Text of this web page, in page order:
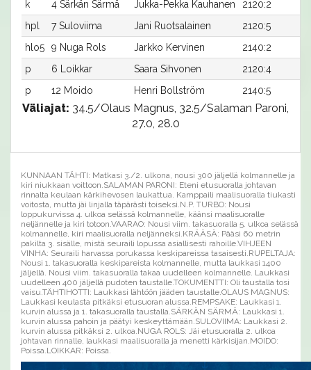
k
4 Särkän Särmä Jukka-Pekka Kauhanen 2120:2
hpl
7 Suloviima Jani Ruotsalainen 2120:5
hlo5
9 Nuga Rols Jarkko Kervinen 2140:2
p
6 Loikkar Saara Sihvonen 2120:4
p
12 Moido Henri Bollström 2140:5
Väliajat: 34.5/Olaus Magnus, 32.5/Salaman Paroni,
27.0, 28.0
KUNNAAN TÄHTI: Matkasi 3./2. ulkona, nousi 300 jäljellä kolmannelle ja
kiri niukkaan voittoon.SALAMAN PARONI: Eteni etusuoralla johtavan
rinnalta keulaan kärkihevosen laukattua. Kamppaili maalisuoralla tiukasti
voitosta, mutta jäi linjalla täpärästi toiseksi.N.P. TURBO: Nousi
loppukurvissa 4. ulkoa selässä kolmannelle, käänsi maalisuoralle
neljännelle ja kiri totoon.VAARAO: Nousi viim. takasuoralla 5. ulkoa selässä
kolmannelle, kiri maalisuoralla neljänneksi.KRÄÄSÄ: Pääsi 60 metrin
pakilta 3. sisälle, mistä seuraili lopussa asiallisesti rahoille.VIHJEEN
VINHA: Seuraili harvassa porukassa keskipareissa tasaisesti.RUPELTAJA:
Nousi 1. takasuoralla keskipareista kolmannelle, mutta laukkasi 1400
jäljellä. Nousi viim. takasuoralla takaa uudelleen kolmannelle. Laukkasi
uudelleen 400 jäljellä pudoten taustalle.TOKUMENTTI: Oli taustalla tosi
vaisu.TÄHTIHOTTI: Laukkasi lähtöön jääden taustalle.OLAUS MAGNUS:
Laukkasi keulasta pitkäksi etusuoran alussa.REMPSAKE: Laukkasi 1.
kurvin alussa ja 1. takasuoralla taustalla.SÄRKÄN SÄRMÄ: Laukkasi 1.
kurvin alussa pahoin ja päätyi keskeyttämään.SULOVIIMA: Laukkasi 2.
kurvin alussa pitkäksi 2. ulkoa.NUGA ROLS: Jäi etusuoralla 2. ulkoa
johtavan rinnalle, laukkasi maalisuoralla ja menetti kärkisijan.MOIDO:
Poissa.LOIKKAR: Poissa.